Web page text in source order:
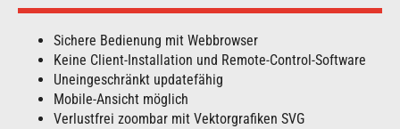
Sichere Bedienung mit Webbrowser
Keine Client-Installation und Remote-Control-Software
Uneingeschränkt updatefähig
Mobile-Ansicht möglich
Verlustfrei zoombar mit Vektorgrafiken SVG